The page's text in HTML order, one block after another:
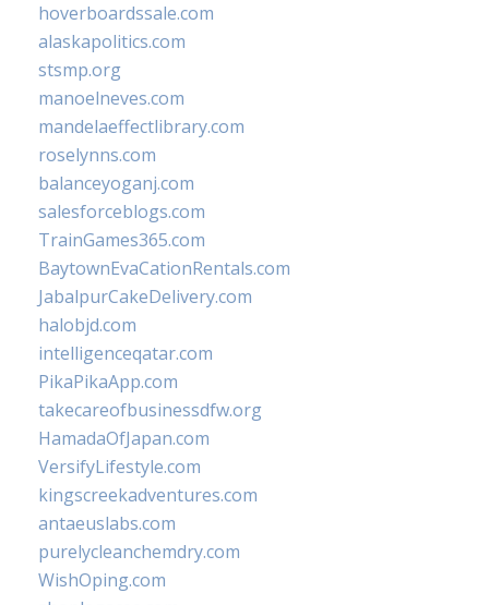
hoverboardssale.com
alaskapolitics.com
stsmp.org
manoelneves.com
mandelaeffectlibrary.com
roselynns.com
balanceyoganj.com
salesforceblogs.com
TrainGames365.com
BaytownEvaCationRentals.com
JabalpurCakeDelivery.com
halobjd.com
intelligenceqatar.com
PikaPikaApp.com
takecareofbusinessdfw.org
HamadaOfJapan.com
VersifyLifestyle.com
kingscreekadventures.com
antaeuslabs.com
purelycleanchemdry.com
WishOping.com